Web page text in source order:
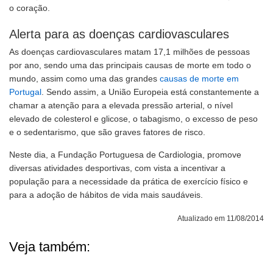
o coração.
Alerta para as doenças cardiovasculares
As doenças cardiovasculares matam 17,1 milhões de pessoas
por ano, sendo uma das principais causas de morte em todo o
mundo, assim como uma das grandes causas de morte em
Portugal . Sendo assim, a União Europeia está constantemente a
chamar a atenção para a elevada pressão arterial, o nível
elevado de colesterol e glicose, o tabagismo, o excesso de peso
e o sedentarismo, que são graves fatores de risco.
Neste dia, a Fundação Portuguesa de Cardiologia, promove
diversas atividades desportivas, com vista a incentivar a
população para a necessidade da prática de exercício físico e
para a adoção de hábitos de vida mais saudáveis.
Atualizado em 11/08/2014
Veja também: